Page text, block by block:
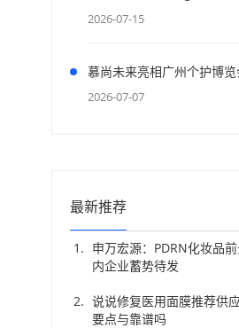
弹“胶原肌”
2026-07-15
慕尚未来亮相广州个护博
舞台展现天然玉石美容工具
2026-07-07
最新推荐
申万宏源：PDRN化妆品
内企业蓄势待发
说说修复医用面膜推荐供
要点与靠谱吗